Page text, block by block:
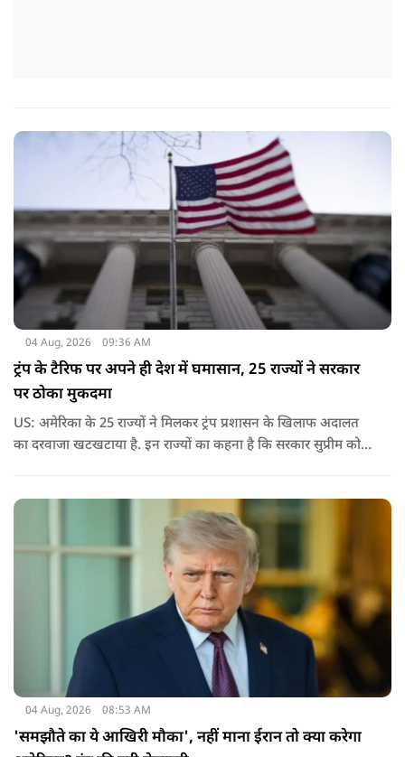
04 Aug, 2026 09:36 AM
ट्रंप के टैरिफ पर अपने ही देश में घमासान, 25 राज्यों ने सरकार
पर ठोका मुकदमा
US: अमेरिका के 25 राज्यों ने मिलकर ट्रंप प्रशासन के खिलाफ अदालत
का दरवाजा खटखटाया है. इन राज्यों का कहना है कि सरकार सुप्रीम कोर्ट
04 Aug, 2026 08:53 AM
'समझौते का ये आखिरी मौका', नहीं माना ईरान तो क्या करेगा